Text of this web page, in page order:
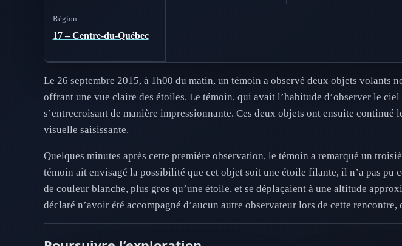
Région
17 – Centre-du-Québec
Le 26 septembre 2015, à 1h00 du matin, un témoin a observé deux objets
offrant une vue claire des étoiles. Le témoin, qui avait l’habitude d’observer le
s’entrecroisant de manière impressionnante. Ces deux objets ont ensuite
visuelle saisissante.
Quelques minutes après cette première observation, le témoin a remarqué un
témoin ait envisagé la possibilité que cet objet soit une étoile filante, il n’a pas
de couleur blanche, plus gros qu’une étoile, et se déplaçaient à une altitude
déclaré n’avoir été accompagné d’aucun autre observateur lors de cette